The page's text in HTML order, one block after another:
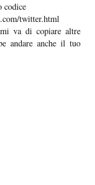
codice
twitter.html
va di copiare altre
andare anche il tuo